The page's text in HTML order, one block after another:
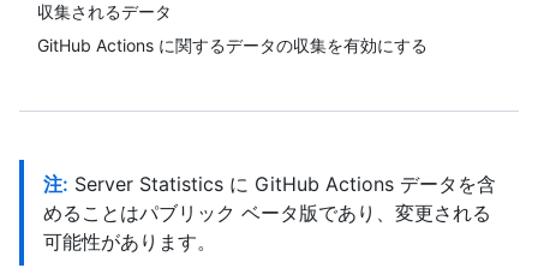
収集されるデータ
GitHub Actions に関するデータの収集を有効にする
注: Server Statistics に GitHub Actions データを含
めることはパブリック ベータ版であり、変更される
可能性があります。